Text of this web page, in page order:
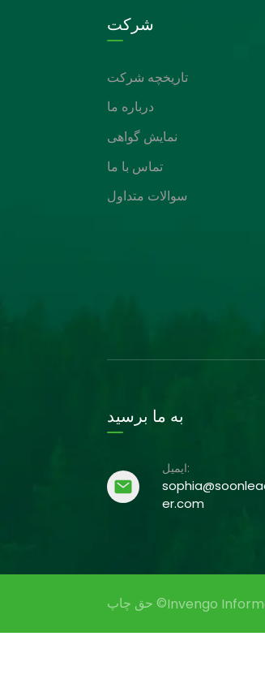
شرکت
تاریخچه شرکت
درباره ما
نمایش گواهی
تماس با ما
سوالات متداول
به ما برسید
ایمیل:
er.com
حق چاپ ©Invengo